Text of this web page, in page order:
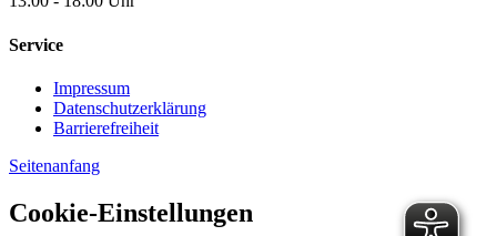
Service
Impressum
Datenschutzerklärung
Barrierefreiheit
Seitenanfang
Cookie-Einstellungen